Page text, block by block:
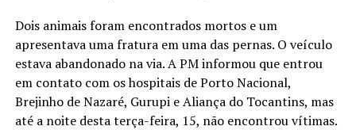
Dois animais foram encontrados mortos e um
apresentava uma fratura em uma das pernas. O veículo
estava abandonado na via. A PM informou que entrou
em contato com os hospitais de Porto Nacional,
Brejinho de Nazaré, Gurupi e Aliança do Tocantins, mas
até a noite desta terça-feira, 15, não encontrou vítimas.